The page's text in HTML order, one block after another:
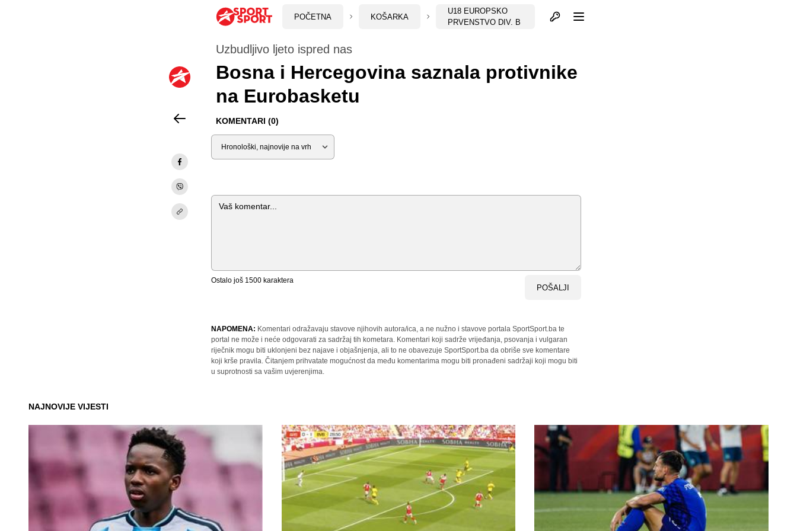
POČETNA KOŠARKA
U18 EUROPSKO
PRVENSTVO DIV. B
Otvori profil
Uzbudljivo ljeto ispred nas
Bosna i Hercegovina saznala protivnike
na Eurobasketu
KOMENTARI (0)
Sortiraj
Komentar
Ostalo još 1500 karaktera
POŠALJI
NAPOMENA: Komentari odražavaju stavove njihovih autora/ica, a ne nužno i stavove portala SportSport.ba te
portal ne može i neće odgovarati za sadržaj tih kometara. Komentari koji sadrže vrijeđanja, psovanja i vulgaran
riječnik mogu biti uklonjeni bez najave i objašnjenja, ali to ne obavezuje SportSport.ba da obriše sve komentare
koji krše pravila. Čitanjem prihvatate mogućnost da među komentarima mogu biti pronađeni sadržaji koji mogu biti
u suprotnosti sa vašim uvjerenjima.
NAJNOVIJE VIJESTI